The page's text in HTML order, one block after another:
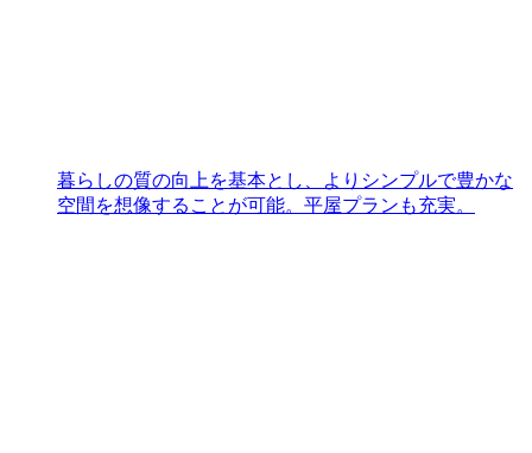
暮らしの質の向上を基本とし、よりシンプルで豊かな
空間を想像することが可能。平屋プランも充実。